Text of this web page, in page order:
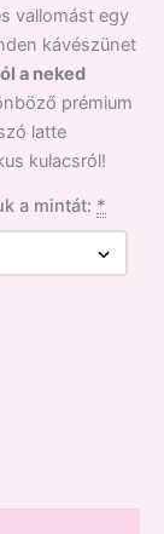
vallomást egy
kávészünet
a neked
prémium
latte
kulacsról!
a mintát: *